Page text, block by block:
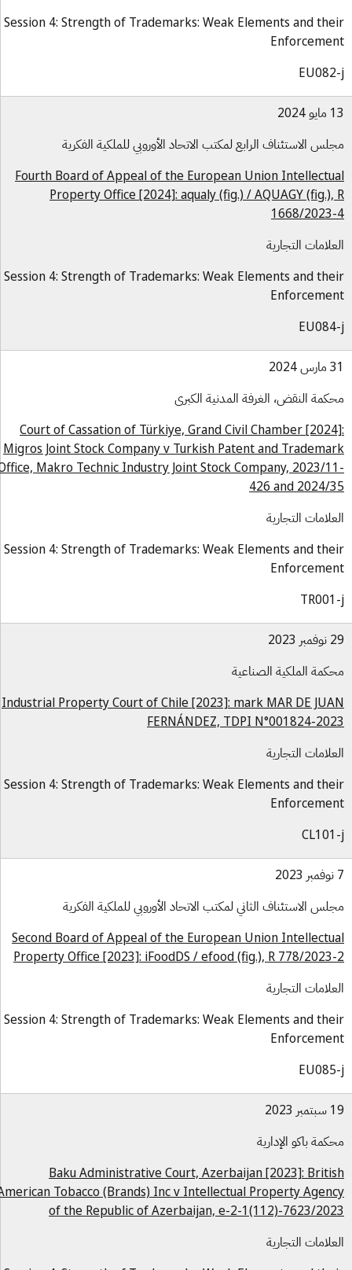
Session 4: Strength of Trademarks: Weak Elements and
الاستئناف الرابع لمكتب الاتحاد الأوروبي للملكية الفكرية
Fourth Board of Appeal of the European Union
Property Office [2024]: aqualy (fig.) / AQUAGY (fig.),
1668/
التجارية
Session 4: Strength of Trademarks: Weak Elements and
النقض، الغرفة المدنية الكبرى
Court of Cassation of Türkiye, Grand Civil Chamber
Migros Joint Stock Company v Turkish Patent and
Office, Makro Technic Industry Joint Stock Company, 2023/
426 and 2024/
التجارية
Session 4: Strength of Trademarks: Weak Elements and
الملكية الصناعية
Industrial Property Court of Chile [2023]: mark MAR DE
FERNÁNDEZ, TDPI N°001824-
التجارية
Session 4: Strength of Trademarks: Weak Elements and
الاستئناف الثاني لمكتب الاتحاد الأوروبي للملكية الفكرية
Second Board of Appeal of the European Union
Property Office [2023]: iFoodDS / efood (fig.), R 778/
التجارية
Session 4: Strength of Trademarks: Weak Elements and
باكو الإدارية
Baku Administrative Court, Azerbaijan [2023]:
American Tobacco (Brands) Inc v Intellectual Property
of the Republic of Azerbaijan, e-2-1(112)-7623/
التجارية